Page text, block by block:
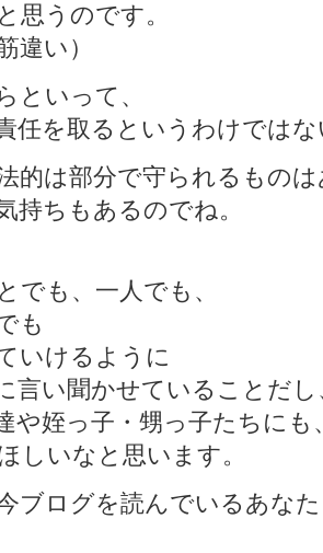
思うのです。
違い）
といって、
任を取るというわけでは
的は部分で守られるもの
持ちもあるのでね。
でも、一人でも、
も
いけるように
言い聞かせていることだし
や姪っ子・甥っ子たちにも
しいなと思います。
ブログを読んでいるあな